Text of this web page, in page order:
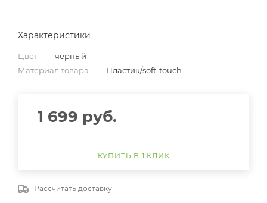
Характеристики
Цвет — черный
Материал товара — Пластик/soft-touch
1 699 руб.
КУПИТЬ В 1 КЛИК
Рассчитать доставку